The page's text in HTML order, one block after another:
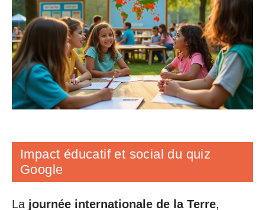
Impact éducatif et social du quiz
Google
La journée internationale de la Terre,